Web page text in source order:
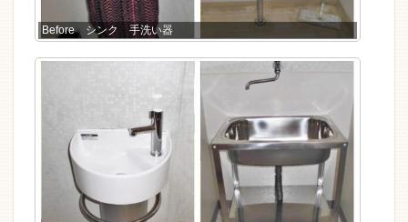
Before シンク 手洗い器